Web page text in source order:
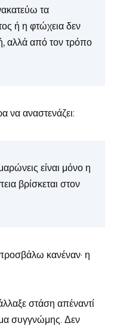
τα
ή η φτώχεια δεν
αλλά από τον τρόπο
να αναστενάζει:
είναι μόνο η
βρίσκεται στον
κανέναν· η
στάση απέναντί
συγγνώμης. Δεν